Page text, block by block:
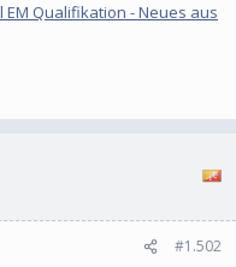
Qualifikation - Neues aus
#1.502